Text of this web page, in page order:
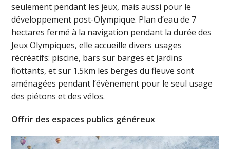
seulement pendant les jeux, mais aussi pour le
développement post-Olympique. Plan d’eau de 7
hectares fermé à la navigation pendant la durée des
Jeux Olympiques, elle accueille divers usages
récréatifs: piscine, bars sur barges et jardins
flottants, et sur 1.5km les berges du fleuve sont
aménagées pendant l’évènement pour le seul usage
des piétons et des vélos.
Offrir des espaces publics généreux